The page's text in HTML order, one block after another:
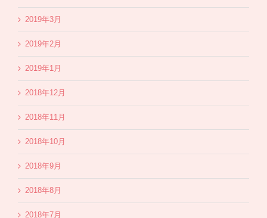
2019年3月
2019年2月
2019年1月
2018年12月
2018年11月
2018年10月
2018年9月
2018年8月
2018年7月